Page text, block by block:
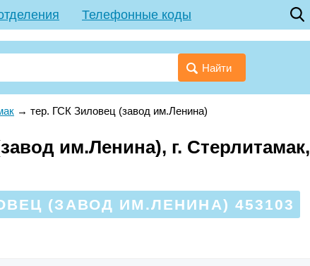
Телефонные коды
Найти
→ тер. ГСК Зиловец (завод им.Ленина)
им.Ленина), г. Стерлитамак,
(ЗАВОД ИМ.ЛЕНИНА) 453103